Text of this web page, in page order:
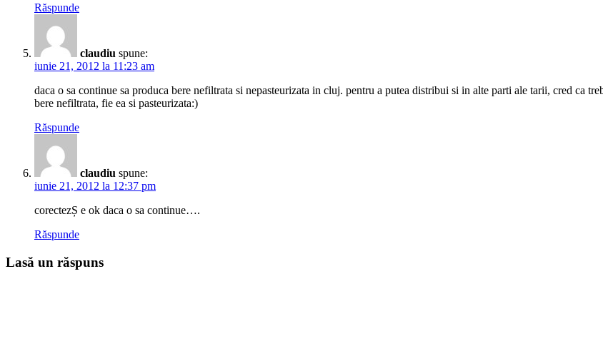
Răspunde
claudiu spune:
iunie 21, 2012 la 11:23 am
daca o sa continue sa produca bere nefiltrata si nepasteurizata in cluj. pentru a putea distribui si in alte parti ale tarii, cred ca
bere nefiltrata, fie ea si pasteurizata:)
Răspunde
claudiu spune:
iunie 21, 2012 la 12:37 pm
corectezȘ e ok daca o sa continue….
Răspunde
Lasă un răspuns